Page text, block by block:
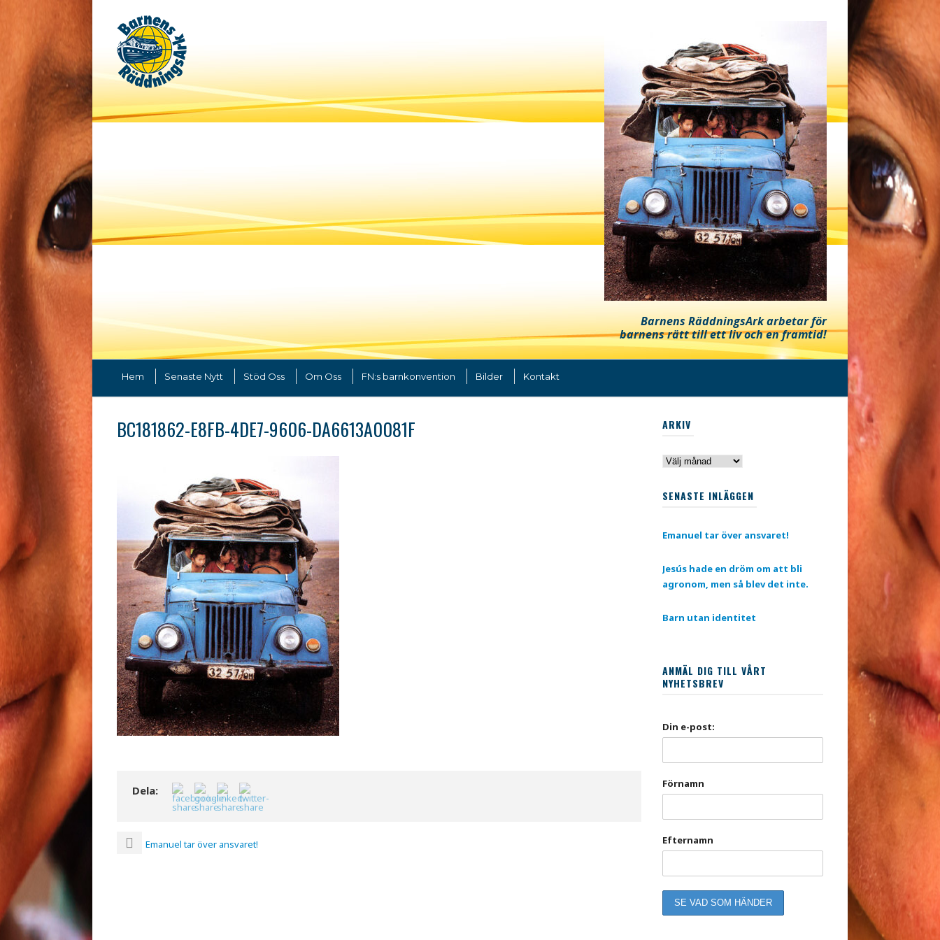
Barnens RäddningsArk arbetar för
barnens rätt till ett liv och en framtid!
Hem Senaste Nytt Stöd Oss Om Oss FN:s barnkonvention Bilder Kontakt
BC181862-E8FB-4DE7-9606-DA6613A0081F
Dela:
Emanuel tar över ansvaret!
ARKIV
Arkiv
SENASTE INLÄGGEN
Emanuel tar över ansvaret!
Jesús hade en dröm om att bli
agronom, men så blev det inte.
Barn utan identitet
ANMÄL DIG TILL VÅRT
NYHETSBREV
Din e-post:
Förnamn
Efternamn